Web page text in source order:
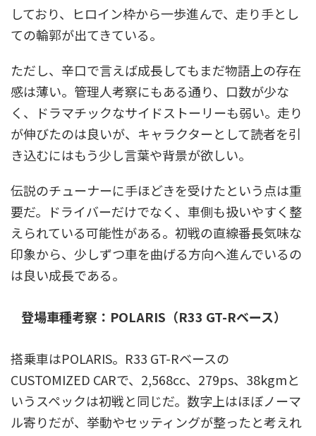
しており、ヒロイン枠から一歩進んで、走り手とし
ての輪郭が出てきている。
ただし、辛口で言えば成長してもまだ物語上の存在
感は薄い。管理人考察にもある通り、口数が少な
く、ドラマチックなサイドストーリーも弱い。走り
が伸びたのは良いが、キャラクターとして読者を引
き込むにはもう少し言葉や背景が欲しい。
伝説のチューナーに手ほどきを受けたという点は重
要だ。ドライバーだけでなく、車側も扱いやすく整
えられている可能性がある。初戦の直線番長気味な
印象から、少しずつ車を曲げる方向へ進んでいるの
は良い成長である。
登場車種考察：POLARIS（R33 GT-Rベース）
搭乗車はPOLARIS。R33 GT-Rベースの
CUSTOMIZED CARで、2,568cc、279ps、38kgmと
いうスペックは初戦と同じだ。数字上はほぼノーマ
ル寄りだが、挙動やセッティングが整ったと考えれ